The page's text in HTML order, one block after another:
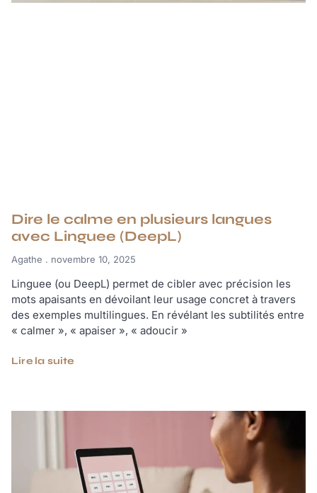
Dire le calme en plusieurs langues
avec Linguee (DeepL)
Agathe novembre 10, 2025
Linguee (ou DeepL) permet de cibler avec précision les
mots apaisants en dévoilant leur usage concret à travers
des exemples multilingues. En révélant les subtilités entre
« calmer », « apaiser », « adoucir »
Lire la suite